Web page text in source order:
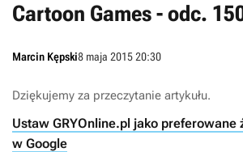
Cartoon Games - odc.
Marcin Kępski8 maja 2015 20:30
Dziękujemy za przeczytanie artykułu.
Ustaw GRYOnline.pl jako preferowane
w Google